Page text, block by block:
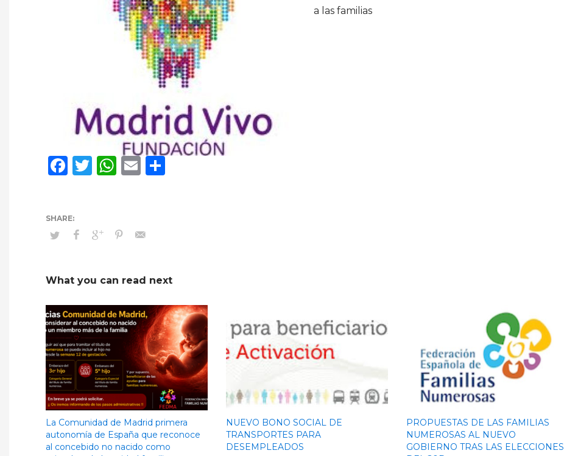
a las familias
Facebook
Twitter
WhatsApp
Email
What you can read next
La Comunidad de Madrid primera
autonomía de España que reconoce
al concebido no nacido como
NUEVO BONO SOCIAL DE
TRANSPORTES PARA
DESEMPLEADOS
PROPUESTAS DE LAS FAMILIAS
NUMEROSAS AL NUEVO
GOBIERNO TRAS LAS ELECCIONES